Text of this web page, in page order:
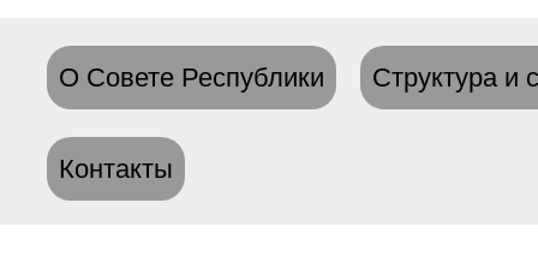
О Совете Республики Структура и
Контакты